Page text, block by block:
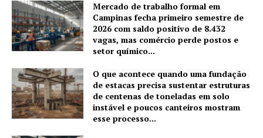
Mercado de trabalho formal em
Campinas fecha primeiro semestre de
2026 com saldo positivo de 8.432
vagas, mas comércio perde postos e
setor químico...
O que acontece quando uma fundação
de estacas precisa sustentar estruturas
de centenas de toneladas em solo
instável e poucos canteiros mostram
esse processo...